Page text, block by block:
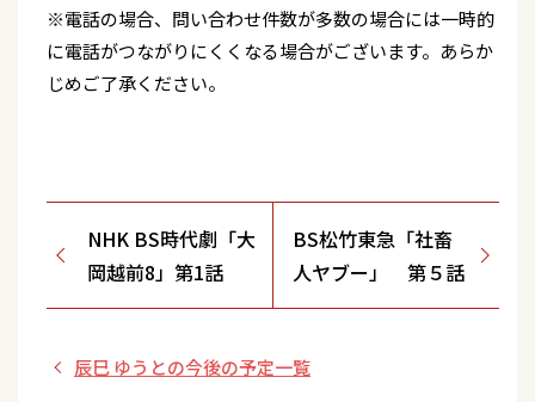
※電話の場合、問い合わせ件数が多数の場合には一時的
に電話がつながりにくくなる場合がございます。あらか
じめご了承ください。
NHK BS時代劇「大
岡越前8」第1話
BS松竹東急「社畜
人ヤブー」 第５話
辰巳 ゆうとの今後の予定一覧